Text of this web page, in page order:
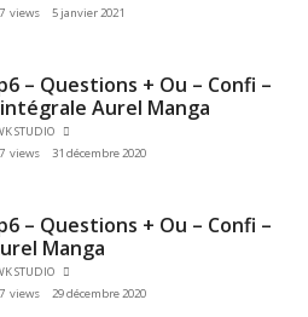
views
5 janvier 2021
– Questions + Ou – Confi –
Aurel Manga
STUDIO
views
31 décembre 2020
– Questions + Ou – Confi –
Manga
STUDIO
views
29 décembre 2020